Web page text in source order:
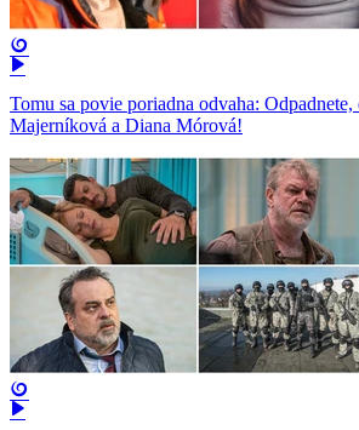
Tomu sa povie poriadna odvaha:
Majerníková a Diana Mórová!